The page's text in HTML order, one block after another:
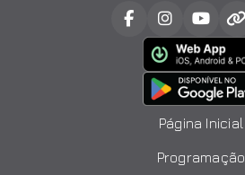
Página Inicial
Programação